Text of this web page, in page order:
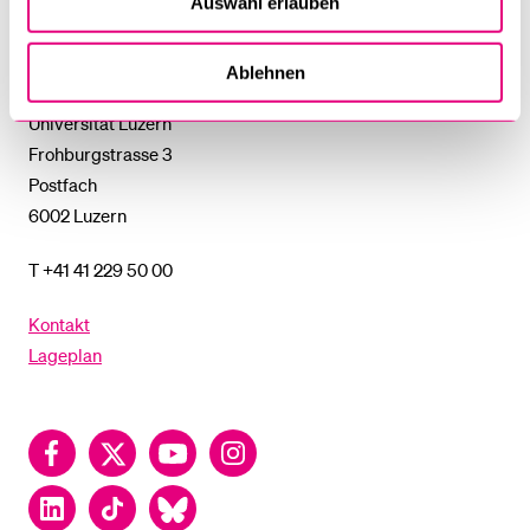
Ablehnen
Universität
Luzern
Universität Luzern
Frohburgstrasse 3
Postfach
6002 Luzern
T +41 41 229 50 00
Kontakt
Lageplan
FacebookTwitter YouTubeInstagram
LinkedInTikTok Bluesky